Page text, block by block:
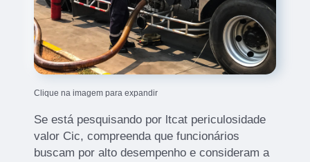
Clique na imagem para expandir
Se está pesquisando por ltcat periculosidade
valor Cic, compreenda que funcionários
buscam por alto desempenho e consideram a